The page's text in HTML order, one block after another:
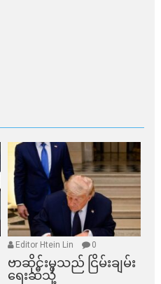
Editor Htein Lin 0
ဗာဆိုင်းမှသည် ငြိမ်းချမ်း
ရေးဆီသို့